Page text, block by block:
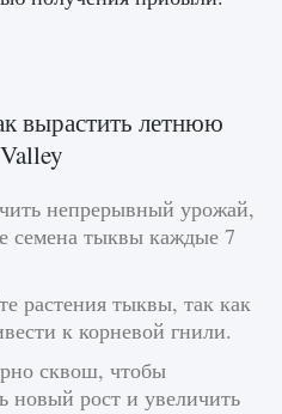
Delta Force
Нари в
вырастить летнюю
непрерывный урожай,
семена тыквы каждые 7
растения тыквы, так как
к корневой гнили.
сквош, чтобы
новый рост и увеличить